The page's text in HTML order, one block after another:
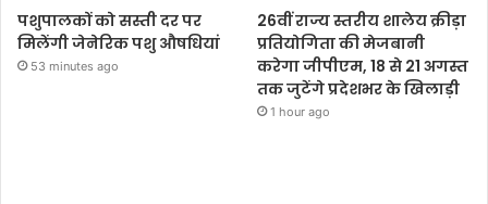
पशुपालकों को सस्ती दर पर
मिलेंगी जेनेरिक पशु औषधियां
53 minutes ago
26वीं राज्य स्तरीय शालेय क्रीड़ा
प्रतियोगिता की मेजबानी
करेगा जीपीएम, 18 से 21 अगस्त
तक जुटेंगे प्रदेशभर के खिलाड़ी
1 hour ago